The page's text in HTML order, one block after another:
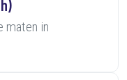
maten in